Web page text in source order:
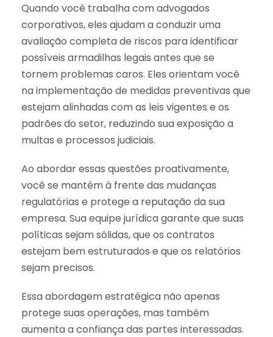
Quando você trabalha com advogados
corporativos, eles ajudam a conduzir uma
avaliação completa de riscos para identificar
possíveis armadilhas legais antes que se
tornem problemas caros. Eles orientam você
na implementação de medidas preventivas que
estejam alinhadas com as leis vigentes e os
padrões do setor, reduzindo sua exposição a
multas e processos judiciais.
Ao abordar essas questões proativamente,
você se mantém à frente das mudanças
regulatórias e protege a reputação da sua
empresa. Sua equipe jurídica garante que suas
políticas sejam sólidas, que os contratos
estejam bem estruturados e que os relatórios
sejam precisos.
Essa abordagem estratégica não apenas
protege suas operações, mas também
aumenta a confiança das partes interessadas.